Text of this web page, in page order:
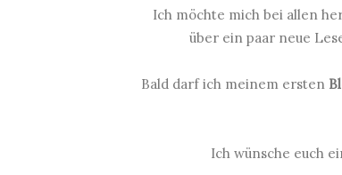
Ich möchte mich bei allen
über ein paar neue
Bald darf ich meinem ersten
Ich wünsche euch